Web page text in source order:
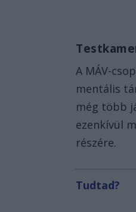
A MÁV-
mentális
még több
ezenkívül
részére.
Tudtad?